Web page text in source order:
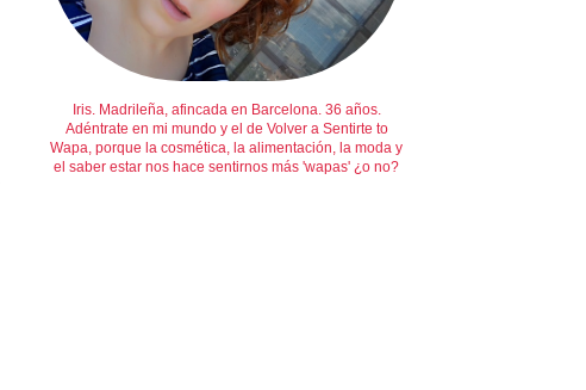
Iris. Madrileña, afincada en Barcelona. 36 años.
Adéntrate en mi mundo y el de Volver a Sentirte to
Wapa, porque la cosmética, la alimentación, la moda y
el saber estar nos hace sentirnos más 'wapas' ¿o no?